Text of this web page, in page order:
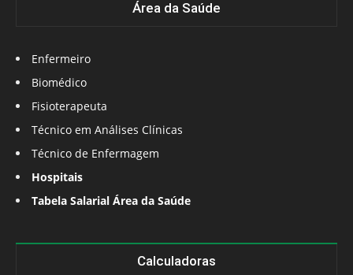
Área da Saúde
Enfermeiro
Biomédico
Fisioterapeuta
Técnico em Análises Clínicas
Técnico de Enfermagem
Hospitais
Tabela Salarial Área da Saúde
Calculadoras